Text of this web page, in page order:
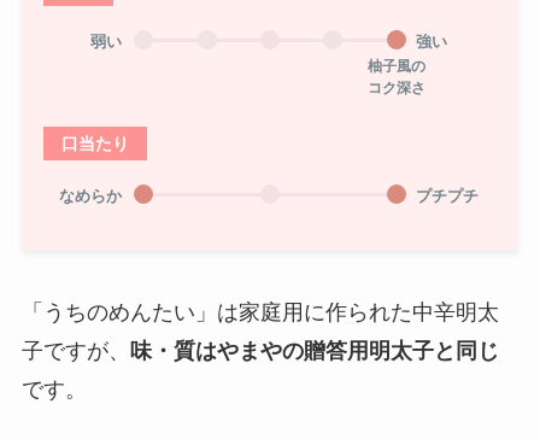
弱い
柚子風の
コク深さ
強い
口当たり
なめらか プチプチ
「うちのめんたい」は家庭用に作られた中辛明太
子ですが、 味・質はやまやの贈答用明太子と同じ
です。